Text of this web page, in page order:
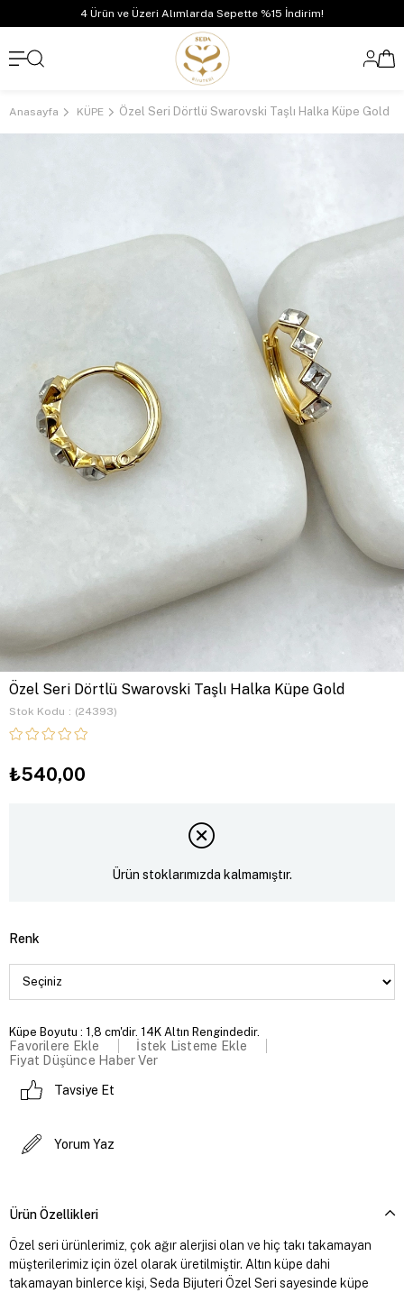
4 Ürün ve Üzeri Alımlarda Sepette %15 İndirim!
Anasayfa KÜPE Özel Seri Dörtlü Swarovski Taşlı Halka Küpe Gold
Özel Seri Dörtlü Swarovski Taşlı Halka Küpe Gold
Stok Kodu (24393)
₺540,00
Ürün stoklarımızda kalmamıştır.
Renk
Küpe Boyutu : 1,8 cm'dir. 14K Altın Rengindedir.
Favorilere Ekle
İstek Listeme Ekle
Fiyat Düşünce Haber Ver
Tavsiye Et
Yorum Yaz
Ürün Özellikleri
Özel seri ürünlerimiz, çok ağır alerjisi olan ve hiç takı takamayan
müşterilerimiz için özel olarak üretilmiştir. Altın küpe dahi
takamayan binlerce kişi, Seda Bijuteri Özel Seri sayesinde küpe